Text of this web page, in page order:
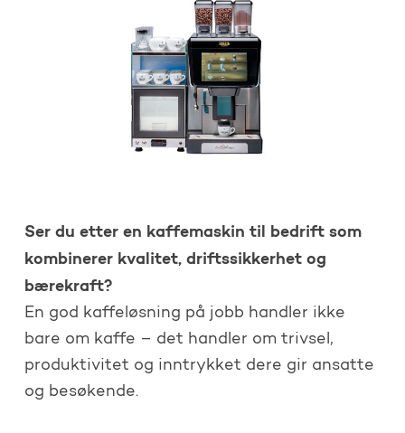
Ser du etter en kaffemaskin til bedrift som
kombinerer kvalitet, driftssikkerhet og
bærekraft?
En god kaffeløsning på jobb handler ikke
bare om kaffe – det handler om trivsel,
produktivitet og inntrykket dere gir ansatte
og besøkende.